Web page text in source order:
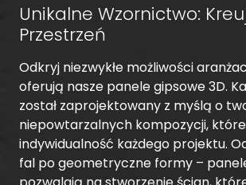
Unikalne Wzornictwo:
Przestrzeń
Odkryj niezwykłe możliwości
oferują nasze panele gipsowe 3D.
został zaprojektowany z myślą o
niepowtarzalnych kompozycji,
indywidualność każdego projektu.
fal po geometryczne formy –